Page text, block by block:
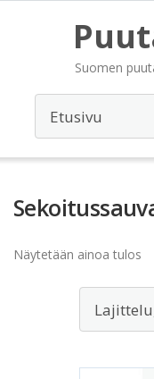
Suomen
Näytetään ainoa tulos